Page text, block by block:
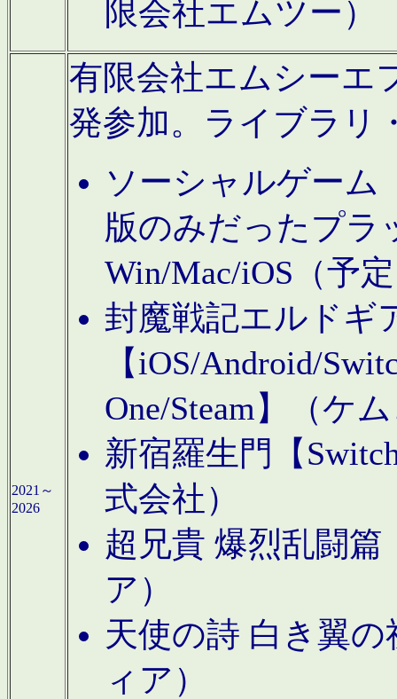
限会社エムツー）
2021～
2026
有限会社エムシーエ
発参加。ライブラリ
ソーシャルゲーム
版のみだったプラ
Win/Mac/iOS（予
封魔戦記エルドギ
【iOS/Android/
One/Steam】（ケ
新宿羅生門【
式会社）
超兄貴 爆烈乱闘篇
ア）
天使の詩 白き翼
ィア）